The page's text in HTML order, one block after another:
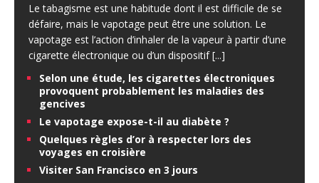
Le tabagisme est une habitude dont il est difficile de se
défaire, mais le vapotage peut être une solution. Le
vapotage est l’action d’inhaler de la vapeur à partir d’une
cigarette électronique ou d’un dispositif[...]
Selon une étude, les cigarettes électroniques
provoquent probablement les maladies des
gencives
Le vapotage expose-t-il au diabète ?
Quelques règles d’or à respecter lors des
voyages en croisière
Visiter San Francisco en 3 jours